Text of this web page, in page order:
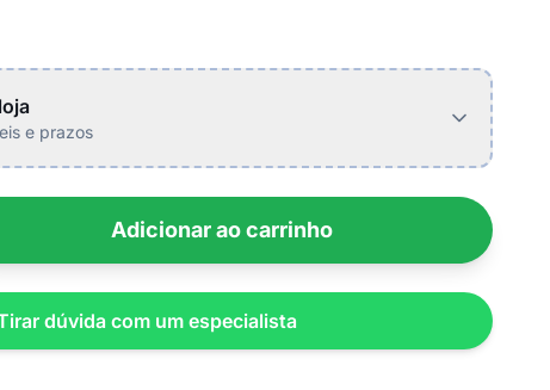
e prazos
Adicionar ao carrinho
dúvida com um especialista